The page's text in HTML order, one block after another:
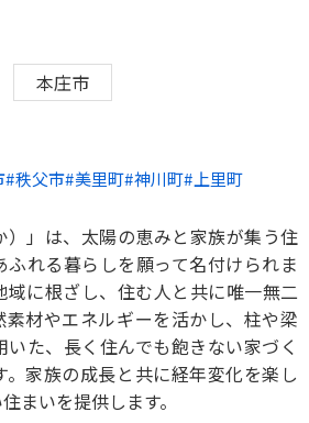
本庄市
秩父市 美里町 神川町 上里町
）」は、太陽の恵みと家族が集う住
ふれる暮らしを願って名付けられま
域に根ざし、住む人と共に唯一無二
材やエネルギーを活かし、柱や梁
た、長く住んでも飽きない家づく
。家族の成長と共に経年変化を楽し
まいを提供します。